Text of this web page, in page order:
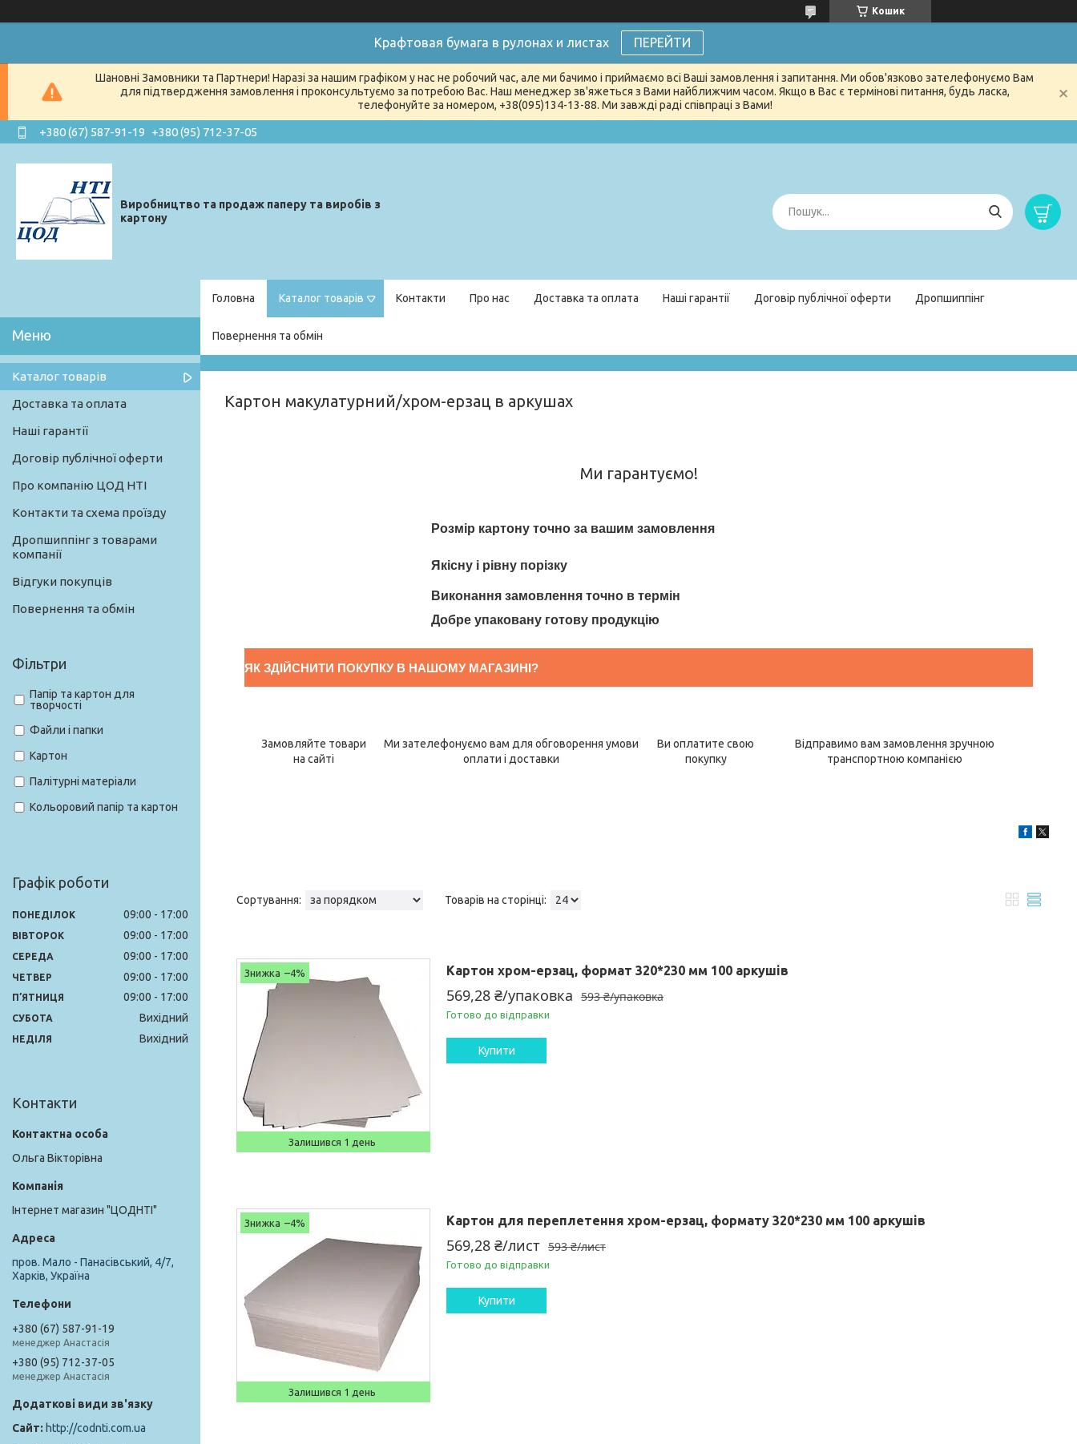
Кошик
Крафтовая бумага в рулонах и листах ПЕРЕЙТИ
Шановні Замовники та Партнери! Наразі за нашим графіком у нас не робочий час, але ми бачимо і приймаємо всі Ваші замовлення і запитання. Ми обов'язково зателефонуємо Вам
для підтвердження замовлення і проконсультуємо за потребою Вас. Наш менеджер зв'яжеться з Вами найближчим часом. Якщо в Вас є термінові питання, будь ласка,
телефонуйте за номером, +38(095)134-13-88. Ми завжді раді співпраці з Вами!
+380 (67) 587-91-19 +380 (95) 712-37-05
Виробництво та продаж паперу та виробів з
картону
Головна Каталог товарів Контакти Про нас Доставка та оплата Наші гарантії Договір публічної оферти Дропшиппінг
Повернення та обмін
Картон макулатурний/хром-ерзац в аркушах
Ми гарантуємо!
Розмір картону точно за вашим замовлення
Якісну і рівну порізку
Виконання замовлення точно в термін
Добре упаковану готову продукцію
ЯК ЗДІЙСНИТИ ПОКУПКУ В НАШОМУ МАГАЗИНІ?
Замовляйте товари
на сайті
Ми зателефонуємо вам для обговорення умови
оплати і доставки
Ви оплатите свою
покупку
Відправимо вам замовлення зручною
транспортною компанією
–4%
Залишився 1 день
Картон хром-ерзац, формат 320*230 мм 100 аркушів
593 ₴/упаковка
569,28 ₴/упаковка
Готово до відправки
Купити
–4%
Залишився 1 день
Картон для переплетення хром-ерзац, формату 320*230 мм 100 аркушів
593 ₴/лист
569,28 ₴/лист
Готово до відправки
Купити
Каталог товарів
Доставка та оплата
Наші гарантії
Договір публічної оферти
Про компанію ЦОД НТІ
Контакти та схема проїзду
Дропшиппінг з товарами
компанії
Відгуки покупців
Повернення та обмін
Фільтри
Папір та картон для
творчості
Файли і папки
Картон
Палітурні матеріали
Кольоровий папір та картон
Графік роботи
ПОНЕДІЛОК 09:00 17:00
ВІВТОРОК 09:00 17:00
СЕРЕДА 09:00 17:00
ЧЕТВЕР 09:00 17:00
ПʼЯТНИЦЯ 09:00 17:00
СУБОТА Вихідний
НЕДІЛЯ Вихідний
Контакти
Ольга Вікторівна
Інтернет магазин "ЦОДНТІ"
пров. Мало - Панасівський, 4/7,
Харків, Україна
+380 (67) 587-91-19
менеджер Анастасія
+380 (95) 712-37-05
менеджер Анастасія
http://codnti.com.ua